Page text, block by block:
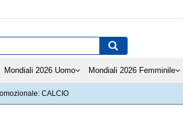
Mondiali 2026 Uomo Mondiali 2026 Femminile
CALCIO